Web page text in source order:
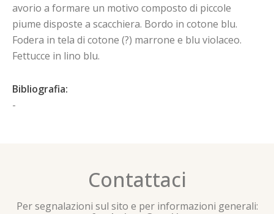
avorio a formare un motivo composto di piccole
piume disposte a scacchiera. Bordo in cotone blu.
Fodera in tela di cotone (?) marrone e blu violaceo.
Fettucce in lino blu.
Bibliografia:
-
Contattaci
Per segnalazioni sul sito e per informazioni generali: